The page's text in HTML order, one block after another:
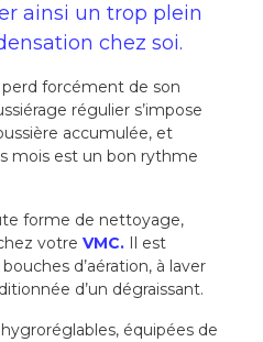
ainsi un trop plein
chez soi.
perd forcément de son
régulier s’impose
accumulée, et
mois est un bon rythme
forme de nettoyage,
votre VMC. Il est
d’aération, à laver
d’un dégraissant.
hygroréglables, équipées de